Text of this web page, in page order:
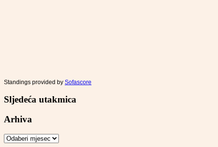
Standings provided by Sofascore
Sljedeća utakmica
Arhiva
Arhiva